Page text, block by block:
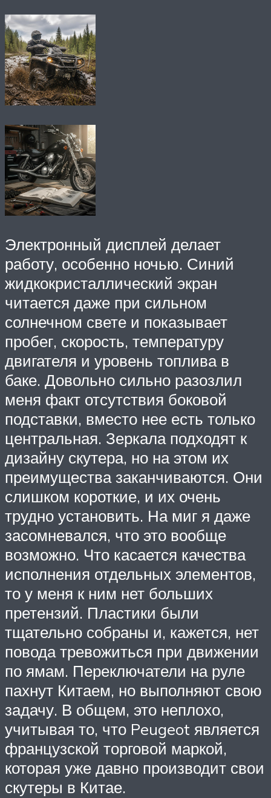
Электронный дисплей делает
работу, особенно ночью. Синий
жидкокристаллический экран
читается даже при сильном
солнечном свете и показывает
пробег, скорость, температуру
двигателя и уровень топлива в
баке. Довольно сильно разозлил
меня факт отсутствия боковой
подставки, вместо нее есть только
центральная. Зеркала подходят к
дизайну скутера, но на этом их
преимущества заканчиваются. Они
слишком короткие, и их очень
трудно установить. На миг я даже
засомневался, что это вообще
возможно. Что касается качества
исполнения отдельных элементов,
то у меня к ним нет больших
претензий. Пластики были
тщательно собраны и, кажется, нет
повода тревожиться при движении
по ямам. Переключатели на руле
пахнут Китаем, но выполняют свою
задачу. В общем, это неплохо,
учитывая то, что Peugeot является
французской торговой маркой,
которая уже давно производит свои
скутеры в Китае.